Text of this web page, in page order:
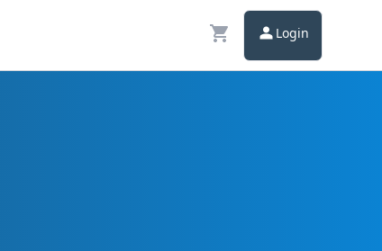
Login